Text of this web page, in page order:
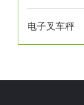
电子叉车秤